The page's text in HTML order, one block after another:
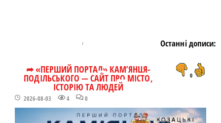
Останні дописи:
➦ «ПЕРШИЙ ПОРТАЛ» КАМ’ЯНЦЯ-
ПОДІЛЬСЬКОГО — САЙТ ПРО МІСТО,
ІСТОРІЮ ТА ЛЮДЕЙ
2026-08-03 4 0
0